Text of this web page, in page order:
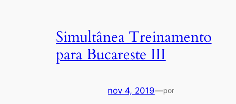
Simultânea Treinamento
para Bucareste III
nov 4, 2019—por